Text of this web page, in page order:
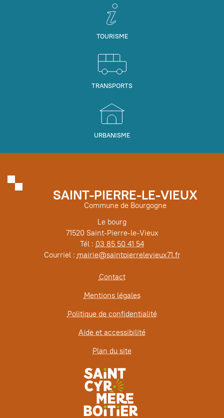
TOURISME
TRANSPORTS
URBANISME
SAINT-PIERRE-LE-VIEUX
Commune de Bourgogne
Le bourg
71520 Saint-Pierre-le-Vieux
Tél : 03 85 50 41 54
Courriel : mairie@saintpierrelevieux71.fr
Contact
Mentions légales
Politique de confidentialité
Aide et accessibilité
Plan du site